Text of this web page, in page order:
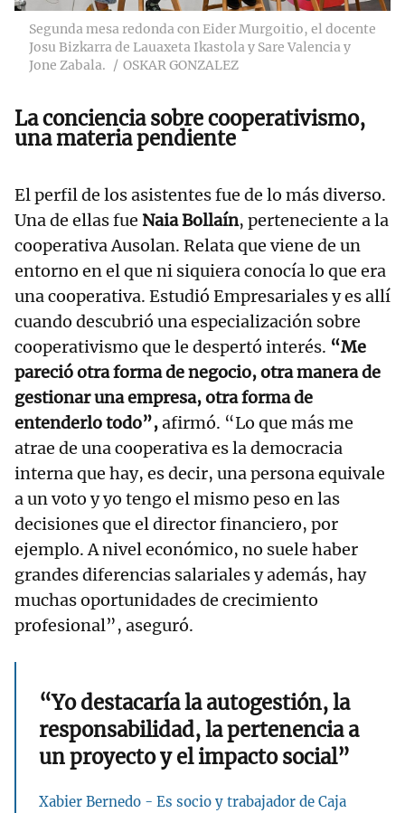
Segunda mesa redonda con Eider Murgoitio, el docente
Josu Bizkarra de Lauaxeta Ikastola y Sare Valencia y
Jone Zabala.
OSKAR GONZALEZ
La conciencia sobre cooperativismo,
una materia pendiente
El perfil de los asistentes fue de lo más diverso.
Una de ellas fue Naia Bollaín, perteneciente a la
cooperativa Ausolan. Relata que viene de un
entorno en el que ni siquiera conocía lo que era
una cooperativa. Estudió Empresariales y es allí
cuando descubrió una especialización sobre
cooperativismo que le despertó interés. “Me
pareció otra forma de negocio, otra manera de
gestionar una empresa, otra forma de
entenderlo todo”,afirmó. “Lo que más me
atrae de una cooperativa es la democracia
interna que hay, es decir, una persona equivale
a un voto y yo tengo el mismo peso en las
decisiones que el director financiero, por
ejemplo. A nivel económico, no suele haber
grandes diferencias salariales y además, hay
muchas oportunidades de crecimiento
profesional”, aseguró.
“Yo destacaría la autogestión, la
responsabilidad, la pertenencia a
un proyecto y el impacto social”
Xabier Bernedo - Es socio y trabajador de Caja